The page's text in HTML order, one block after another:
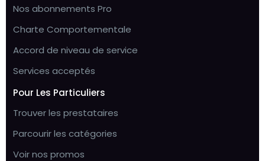
Nos abonnements Pro
Charte Comportementale
Accord de niveau de service
Services acceptés
Pour Les Particuliers
Trouver les prestataires
Parcourir les catégories
Voir nos promos